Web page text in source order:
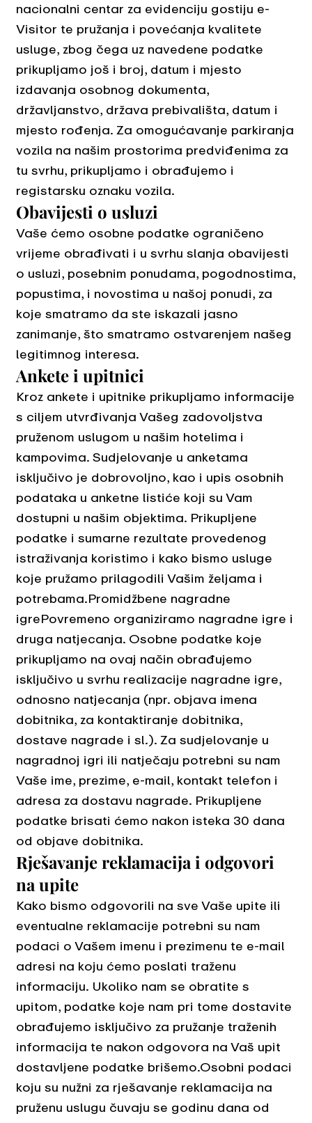
nacionalni centar za evidenciju gostiju e-
Visitor te pružanja i povećanja kvalitete
usluge, zbog čega uz navedene podatke
prikupljamo još i broj, datum i mjesto
izdavanja osobnog dokumenta,
državljanstvo, država prebivališta, datum i
mjesto rođenja. Za omogućavanje parkiranja
vozila na našim prostorima predviđenima za
tu svrhu, prikupljamo i obrađujemo i
registarsku oznaku vozila.
Obavijesti o usluzi
Vaše ćemo osobne podatke ograničeno
vrijeme obrađivati i u svrhu slanja obavijesti
o usluzi, posebnim ponudama, pogodnostima,
popustima, i novostima u našoj ponudi, za
koje smatramo da ste iskazali jasno
zanimanje, što smatramo ostvarenjem našeg
legitimnog interesa.
Ankete i upitnici
Kroz ankete i upitnike prikupljamo informacije
s ciljem utvrđivanja Vašeg zadovoljstva
pruženom uslugom u našim hotelima i
kampovima. Sudjelovanje u anketama
isključivo je dobrovoljno, kao i upis osobnih
podataka u anketne listiće koji su Vam
dostupni u našim objektima. Prikupljene
podatke i sumarne rezultate provedenog
istraživanja koristimo i kako bismo usluge
koje pružamo prilagodili Vašim željama i
potrebama.Promidžbene nagradne
igrePovremeno organiziramo nagradne igre i
druga natjecanja. Osobne podatke koje
prikupljamo na ovaj način obrađujemo
isključivo u svrhu realizacije nagradne igre,
odnosno natjecanja (npr. objava imena
dobitnika, za kontaktiranje dobitnika,
dostave nagrade i sl.). Za sudjelovanje u
nagradnoj igri ili natječaju potrebni su nam
Vaše ime, prezime, e-mail, kontakt telefon i
adresa za dostavu nagrade. Prikupljene
podatke brisati ćemo nakon isteka 30 dana
od objave dobitnika.
Rješavanje reklamacija i odgovori
na upite
Kako bismo odgovorili na sve Vaše upite ili
eventualne reklamacije potrebni su nam
podaci o Vašem imenu i prezimenu te e-mail
adresi na koju ćemo poslati traženu
informaciju. Ukoliko nam se obratite s
upitom, podatke koje nam pri tome dostavite
obrađujemo isključivo za pružanje traženih
informacija te nakon odgovora na Vaš upit
dostavljene podatke brišemo.Osobni podaci
koju su nužni za rješavanje reklamacija na
pruženu uslugu čuvaju se godinu dana od